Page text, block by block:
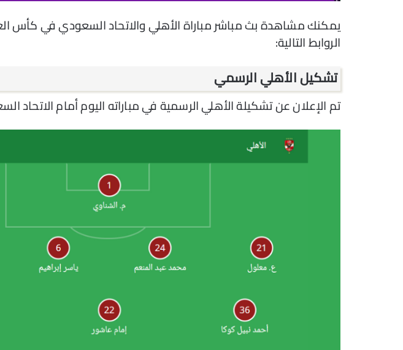
الروابط التالية:
تشكيل الأهلي الرسمي
تم الإعلان عن تشكيلة الأهلي الرسمية في مباراته اليوم أمام الاتحاد